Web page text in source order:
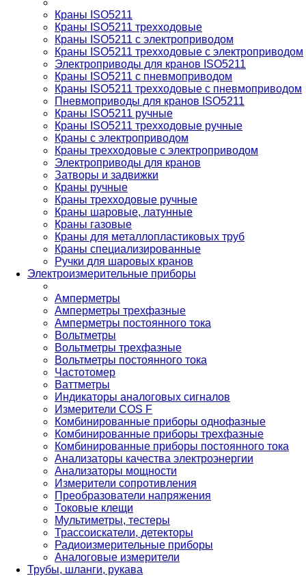
Краны ISO5211
Краны ISO5211 трехходовые
Краны ISO5211 с электроприводом
Краны ISO5211 трехходовые с электроприводом
Электроприводы для кранов ISO5211
Краны ISO5211 с пневмоприводом
Краны ISO5211 трехходовые с пневмоприводом
Пневмоприводы для кранов ISO5211
Краны ISO5211 ручные
Краны ISO5211 трехходовые ручные
Краны с электроприводом
Краны трехходовые с электроприводом
Электроприводы для кранов
Затворы и задвижки
Краны ручные
Краны трехходовые ручные
Краны шаровые, латунные
Краны газовые
Краны для металлопластиковых труб
Краны специализированные
Ручки для шаровых кранов
Электроизмерительные приборы
Амперметры
Амперметры трехфазные
Амперметры постоянного тока
Вольтметры
Вольтметры трехфазные
Вольтметры постоянного тока
Частотомер
Ваттметры
Индикаторы аналоговых сигналов
Измерители COS F
Комбинированные приборы однофазные
Комбинированные приборы трехфазные
Комбинированные приборы постоянного тока
Анализаторы качества электроэнергии
Анализаторы мощности
Измерители сопротивления
Преобразователи напряжения
Токовые клещи
Мультиметры, тестеры
Трассоискатели, детекторы
Радиоизмерительные приборы
Аналоговые измерители
Трубы, шланги, рукава